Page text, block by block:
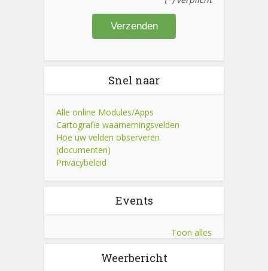
Snel naar
Alle online Modules/Apps
Cartografie waarnemingsvelden
Hoe uw velden observeren
(documenten)
Privacybeleid
Events
Toon alles
Weerbericht